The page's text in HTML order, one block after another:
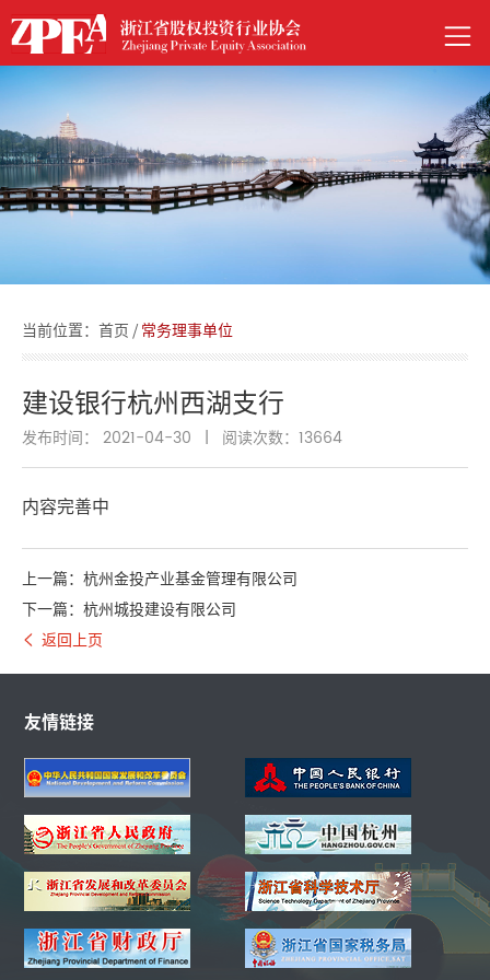
当前位置： 首页 / 常务理事单位
建设银行杭州西湖支行
发布时间： 2021-04-30 | 阅读次数： 13664
内容完善中
上一篇：杭州金投产业基金管理有限公司
下一篇：杭州城投建设有限公司
返回上页
友情链接